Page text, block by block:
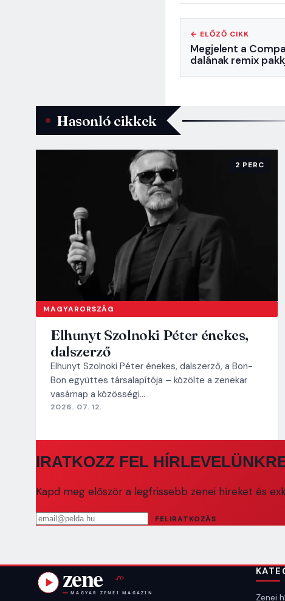
← ELŐZŐ CIKK
Megjelent a
dalának remix
Hasonló cikkek
MAGYARORSZÁG
2 PERC
Elhunyt Szolnoki Péter énekes,
dalszerző
Elhunyt Szolnoki Péter énekes, dalszerző, a Bon-
Bon együttes társalapítója – közölte a zenekar
vasárnap a közösségi…
2026. 07. 12.
IRATKOZZ FEL
Kapd meg először a legfrissebb zenei híreket és
Email cím
FELIRATKOZÁS
Zenei